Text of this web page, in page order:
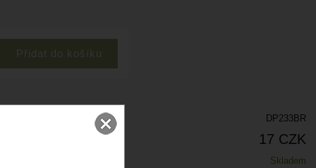
DP233BR
17 CZK
Skladem